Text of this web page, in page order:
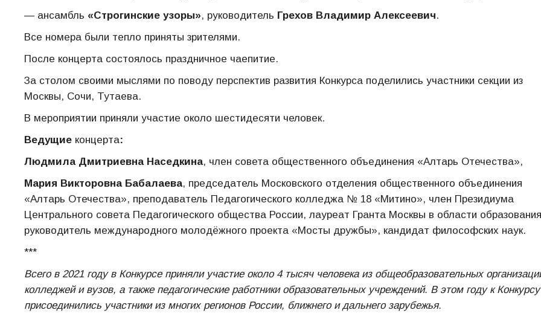
— ансамбль «Строгинские узоры», руководитель Грехов Владимир Алексеевич.
Все номера были тепло приняты зрителями.
После концерта состоялось праздничное чаепитие.
За столом своими мыслями по поводу перспектив развития Конкурса поделились участники секции из
Москвы, Сочи, Тутаева.
В мероприятии приняли участие около шестидесяти человек.
Ведущие концерта:
Людмила Дмитриевна Наседкина, член совета общественного объединения «Алтарь Отечества»,
Мария Викторовна Бабалаева, председатель Московского отделения общественного объединения
«Алтарь Отечества», преподаватель Педагогического колледжа № 18 «Митино», член Президиума
Центрального совета Педагогического общества России, лауреат Гранта Москвы в области
руководитель международного молодёжного проекта «Мосты дружбы», кандидат философских наук.
***
Всего в 2021 году в Конкурсе приняли участие около 4 тысяч человека из общеобразовательных
колледжей и вузов, а также педагогические работники образовательных учреждений. В этом году к Конкурсу
присоединились участники из многих регионов России, ближнего и дальнего зарубежья.